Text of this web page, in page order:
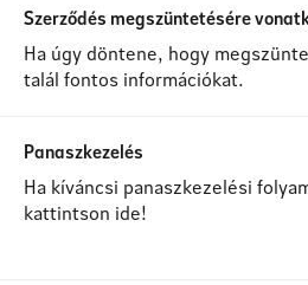
Szerződés megszüntetésére
Ha úgy döntene, hogy
talál fontos információkat.
Panaszkezelés
Ha kíváncsi panaszkezelési
kattintson ide!